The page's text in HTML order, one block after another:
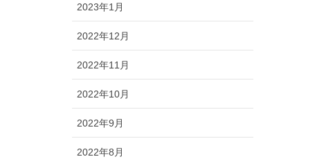
2023年1月
2022年12月
2022年11月
2022年10月
2022年9月
2022年8月